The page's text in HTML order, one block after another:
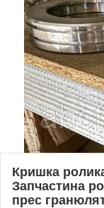
Кришка
Запчастина
прес